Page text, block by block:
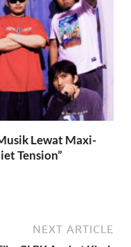
Lewat Maxi-
Tension”
NEXT ARTICLE